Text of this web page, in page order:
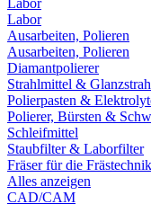
Labor
Labor
Ausarbeiten, Polieren
Ausarbeiten, Polieren
Diamantpolierer
Strahlmittel &
Polierpasten &
Polierer, Bürsten &
Schleifmittel
Staubfilter & Laborfilter
Fräser für die Frästechnik
Alles anzeigen
CAD/CAM